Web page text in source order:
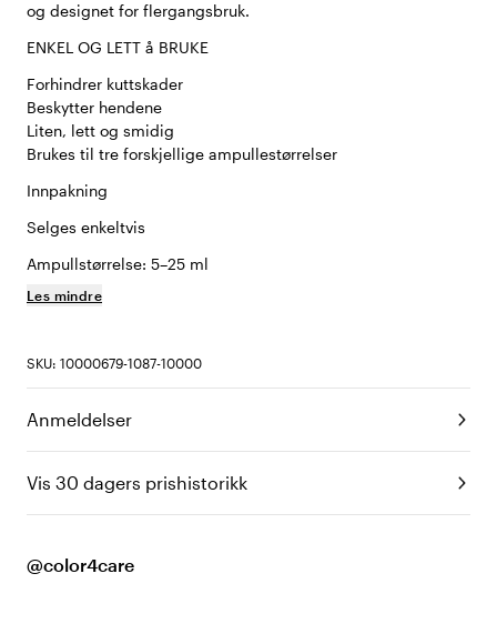
og designet for flergangsbruk.
ENKEL OG LETT å BRUKE
Forhindrer kuttskader
Beskytter hendene
Liten, lett og smidig
Brukes til tre forskjellige ampullestørrelser
Innpakning
Selges enkeltvis
Ampullstørrelse: 5–25 ml
Les mindre
SKU: 10000679-1087-10000
Anmeldelser
Vis 30 dagers prishistorikk
@color4care